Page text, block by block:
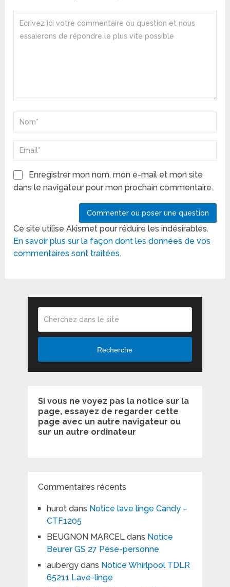
Enregistrer mon nom, mon e-mail et mon site
dans le navigateur pour mon prochain commentaire.
Ce site utilise Akismet pour réduire les indésirables.
En savoir plus sur la façon dont les données de vos
commentaires sont traitées.
Recherche
Si vous ne voyez pas la notice sur la
page, essayez de regarder cette
page avec un autre navigateur ou
sur un autre ordinateur
Commentaires récents
hurotdans Notice lave linge Candy –
CTF1205
BEUGNON MARCELdans Notice
Beurer GS 27 Pèse-personne
aubergydans Notice Whirlpool TDLR
65211 Lave-linge